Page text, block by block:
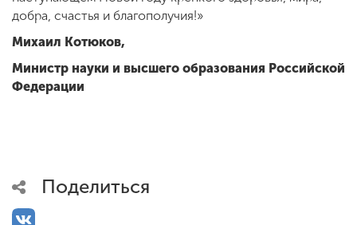
добра, счастья и благополучия!»
Михаил Котюков,
Министр науки и высшего образования Российской
Федерации
Поделиться